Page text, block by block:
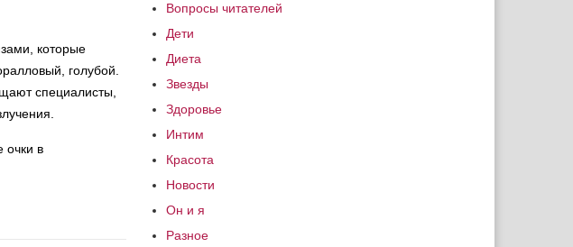
которые
голубой.
специалисты,
очки в
Вопросы читателей
Дети
Диета
Звезды
Здоровье
Интим
Красота
Новости
Он и я
Разное